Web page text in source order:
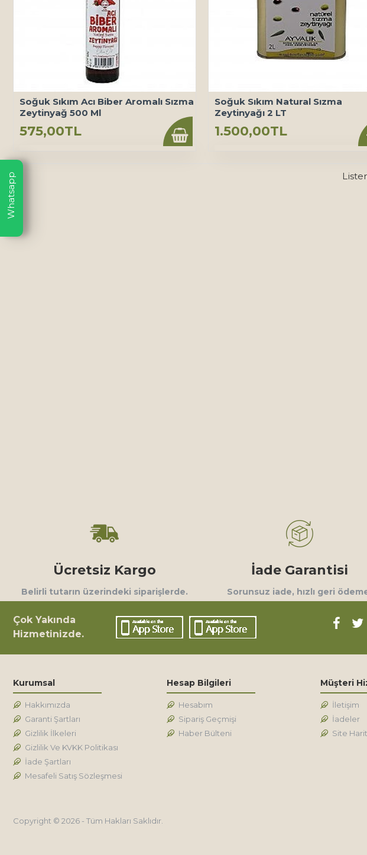
Soğuk Sıkım Acı Biber Aromalı Sızma
Zeytinyağ 500 Ml
575,00TL
Soğuk Sıkım Natural Sızma
Zeytinyağı 2 LT
1.500,00TL
Ücretsiz Kargo
Belirli tutarın üzerindeki siparişlerde.
İade Garantisi
Sorunsuz iade, hızlı geri
Çok Yakında
Hizmetinizde.
Kurumsal
Hakkımızda
Garanti Şartları
Gizlilik İlkeleri
Gizlilik Ve KVKK Politikası
İade Şartları
Mesafeli Satış Sözleşmesi
Hesap Bilgileri
Hesabım
Sipariş Geçmişi
Haber Bülteni
Müşteri
İletişim
İadeler
Site
Copyright © 2026 - Tüm Hakları Saklıdır.
Whatsapp